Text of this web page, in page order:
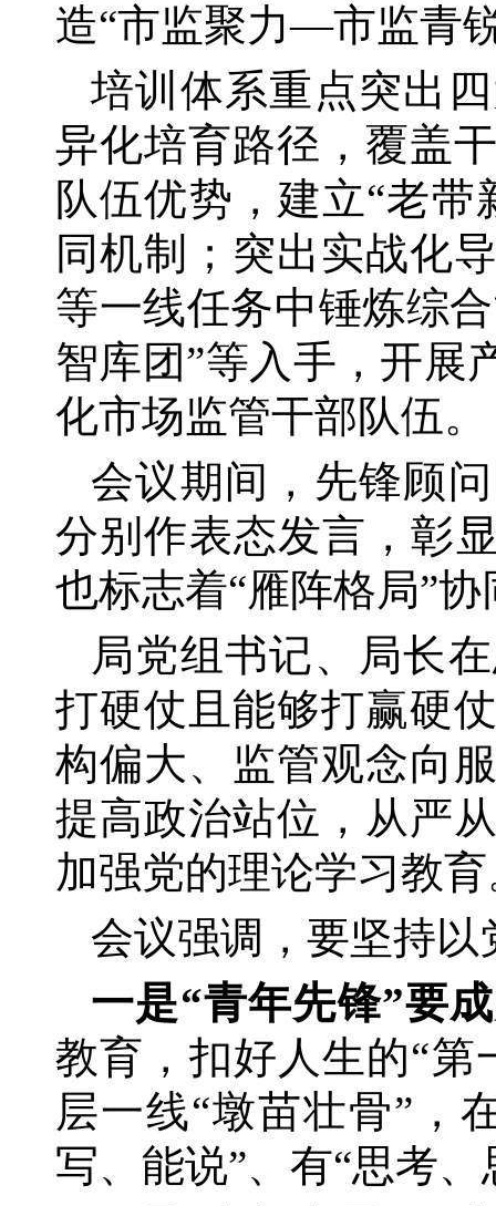
造“市监聚力—市监青
培训体系重点突出
异化培育路径，覆盖
队伍优势，建立“老带
同机制；突出实战化
等一线任务中锤炼综
智库团”等入手，开展
化市场监管干部队伍。
会议期间，先锋顾
分别作表态发言，彰
也标志着“雁阵格局”
局党组书记、局长
打硬仗且能够打赢硬
构偏大、监管观念向
提高政治站位，从严
加强党的理论学习教
会议强调，要坚持
一是“青年先锋”要
教育，扣好人生的“第
层一线“墩苗壮骨”，
写、能说”、有“思考